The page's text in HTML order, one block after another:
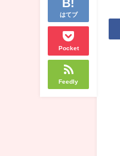
はてブ
Pocket
Feedly